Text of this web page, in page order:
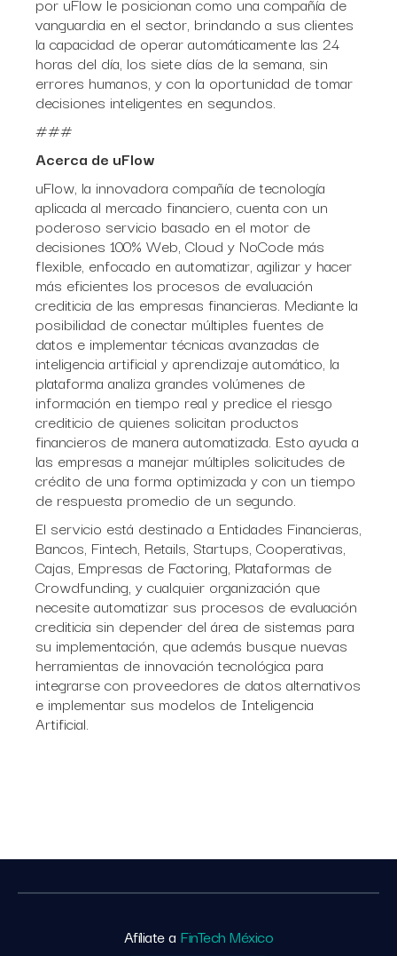
vanguardia en el sector, brindando a sus clientes
la capacidad de operar automáticamente las 24
horas del día, los siete días de la semana, sin
errores humanos, y con la oportunidad de tomar
decisiones inteligentes en segundos.
###
Acerca de uFlow
uFlow, la innovadora compañía de tecnología
aplicada al mercado financiero, cuenta con un
poderoso servicio basado en el motor de
decisiones 100% Web, Cloud y NoCode más
flexible, enfocado en automatizar, agilizar y hacer
más eficientes los procesos de evaluación
crediticia de las empresas financieras. Mediante la
posibilidad de conectar múltiples fuentes de
datos e implementar técnicas avanzadas de
inteligencia artificial y aprendizaje automático, la
plataforma analiza grandes volúmenes de
información en tiempo real y predice el riesgo
crediticio de quienes solicitan productos
financieros de manera automatizada. Esto ayuda a
las empresas a manejar múltiples solicitudes de
crédito de una forma optimizada y con un tiempo
de respuesta promedio de un segundo.
El servicio está destinado a Entidades Financieras,
Bancos, Fintech, Retails, Startups, Cooperativas,
Cajas, Empresas de Factoring, Plataformas de
Crowdfunding, y cualquier organización que
necesite automatizar sus procesos de evaluación
crediticia sin depender del área de sistemas para
su implementación, que además busque nuevas
herramientas de innovación tecnológica para
integrarse con proveedores de datos alternativos
e implementar sus modelos de Inteligencia
Artificial.
Afíliate a FinTech México